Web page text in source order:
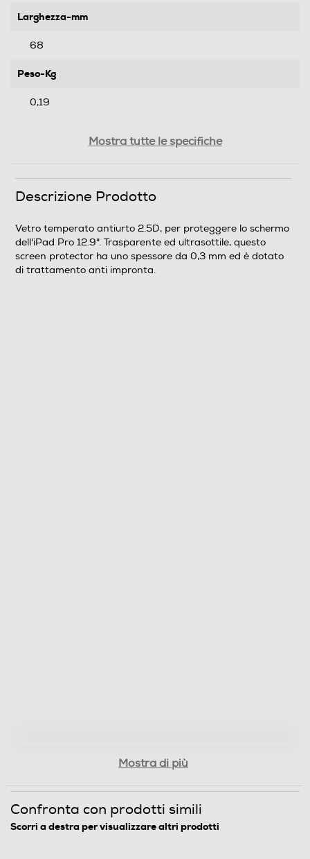
Larghezza-mm
68
Peso-Kg
0,19
Informazioni sulla sicurezza del prodotto
Mostra tutte le specifiche
Descrizione Prodotto
Vetro temperato antiurto 2.5D, per proteggere lo schermo
dell'iPad Pro 12.9". Trasparente ed ultrasottile, questo
screen protector ha uno spessore da 0,3 mm ed è dotato
di trattamento anti impronta.
Mostra di più
Confronta con prodotti simili
Scorri a destra per visualizzare altri prodotti